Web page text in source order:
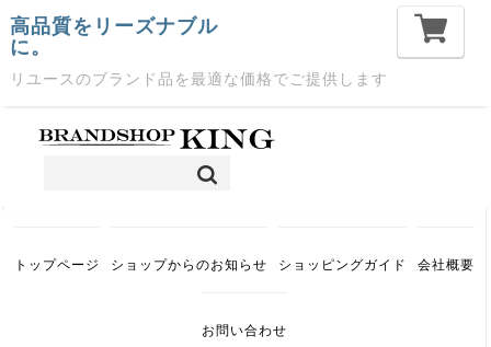
高品質をリーズナブル
に。
リユースのブランド品を最適な価格でご提供します
トップページ ショップからのお知らせ ショッピングガイド 会社概要
お問い合わせ